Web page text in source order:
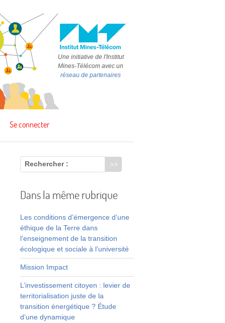
Une initiative de l'Institut
Mines-Télécom avec un
réseau de partenaires
Se connecter
Rechercher :
Dans la même rubrique
Les conditions d’émergence d’une
éthique de la Terre dans
l’enseignement de la transition
écologique et sociale à l’université
Mission Impact
L’investissement citoyen : levier de
territorialisation juste de la
transition énergétique ? Étude
d’une dynamique